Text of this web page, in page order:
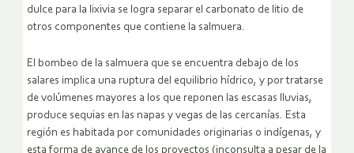
dulce para la lixivia se logra separar el carbonato de litio de
otros componentes que contiene la salmuera.
El bombeo de la salmuera que se encuentra debajo de los
salares implica una ruptura del equilibrio hídrico, y por tratarse
de volúmenes mayores a los que reponen las escasas lluvias,
produce sequias en las napas y vegas de las cercanías. Esta
región es habitada por comunidades originarias o indígenas, y
esta forma de avance de los proyectos (inconsulta a pesar de la